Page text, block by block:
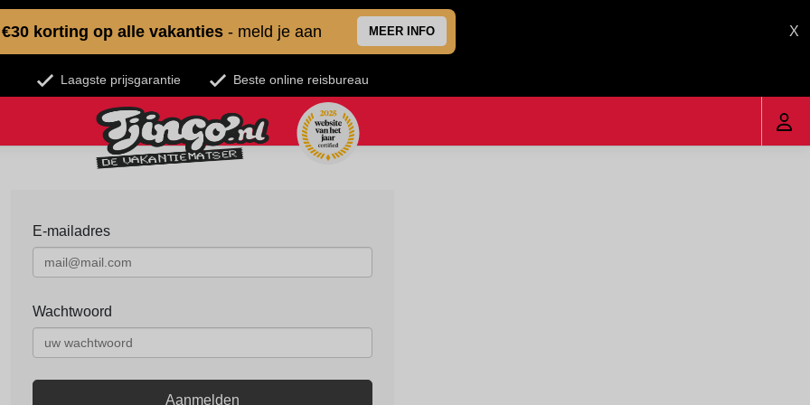
€30 korting op alle vakanties - meld je aan MEER INFO X
Laagste prijsgarantie Beste online reisbureau
E-mailadres
Wachtwoord
Aanmelden